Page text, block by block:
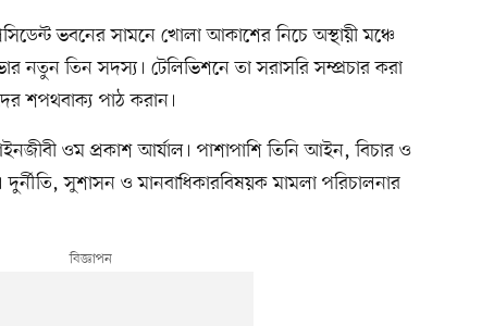
ভবনের সামনে খোলা আকাশের নিচে অস্থায়ী মঞ্চে
নতুন তিন সদস্য। টেলিভিশনে তা সরাসরি সম্প্রচার করা
শপথবাক্য পাঠ করান।
আইনজীবী ওম প্রকাশ আর্যাল। পাশাপাশি তিনি আইন, বিচার ও
সুশাসন ও মানবাধিকারবিষয়ক মামলা পরিচালনার